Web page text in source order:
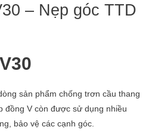
– Nẹp góc TTD
sản phẩm chống trơn cầu thang
đồng V còn được sử dụng nhiều
bảo vệ các cạnh góc.